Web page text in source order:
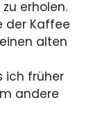
erholen.
der Kaffee
alten
ich früher
andere